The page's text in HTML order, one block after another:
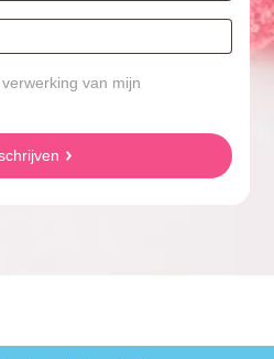
van mijn